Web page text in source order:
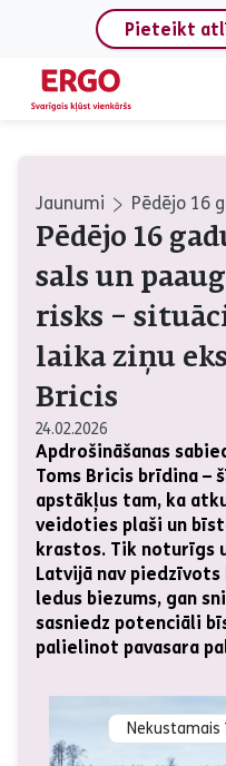
Pieteikt
Jaunumi Pēdējo 16
Pēdējo 16
sals un
risks –
laika ziņu
Bricis
24.02.2026
Apdrošināšanas
Toms Bricis brīdina –
apstākļus tam, ka
veidoties plaši un
krastos. Tik noturīgs
Latvijā nav piedzīvots
ledus biezums, gan
sasniedz potenciāli
palielinot pavasara
Nekustamais